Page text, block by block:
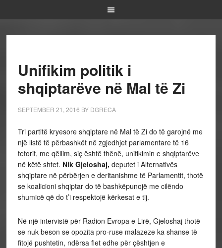
Unifikim politik i
shqiptarëve në Mal të Zi
SEPTEMBER 21, 2016 BY DGRECA
Tri partitë kryesore shqiptare në Mal të Zi do të garojnë me
një listë të përbashkët në zgjedhjet parlamentare të 16
tetorit, me qëllim, siç është thënë, unifikimin e shqiptarëve
në këtë shtet. Nik Gjeloshaj, deputet i Alternativës
shqiptare në përbërjen e deritanishme të Parlamentit, thotë
se koalicioni shqiptar do të bashkëpunojë me cilëndo
shumicë që do t’i respektojë kërkesat e tij.
Në një intervistë për Radion Evropa e Lirë, Gjeloshaj thotë
se nuk beson se opozita pro-ruse malazeze ka shanse të
fitojë pushtetin, ndërsa flet edhe për çështjen e